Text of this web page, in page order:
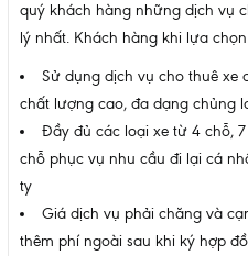
quý khách hàng những dịch vụ
lý nhất. Khách hàng khi lựa
Sử dụng dịch vụ cho thuê xe
chất lượng cao, đa dạng chủng
Đầy đủ các loại xe từ 4 chỗ,
chỗ phục vụ nhu cầu đi lại cá
ty
Giá dịch vụ phải chăng và
thêm phí ngoài sau khi ký hợp